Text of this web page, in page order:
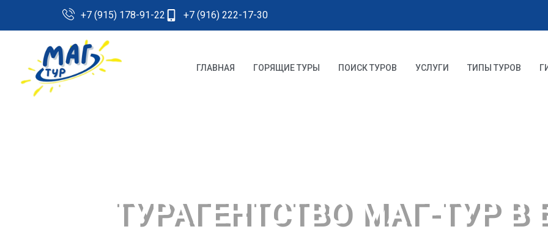
+7 (915) 178-91-22 +7 (916) 222-17-30
ГЛАВНАЯ ГОРЯЩИЕ ТУРЫ ПОИСК ТУРОВ УСЛУГИ ТИПЫ ТУРОВ
ТУРАГЕНТСТВО МАГ-ТУР